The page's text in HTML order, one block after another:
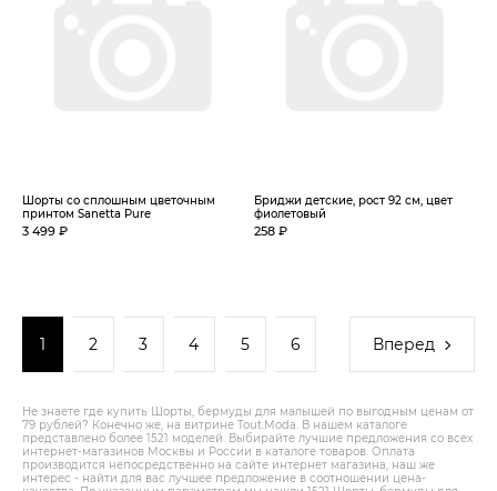
Шорты со сплошным цветочным
принтом Sanetta Pure
3 499 ₽
Бриджи детские, рост 92 см, цвет
фиолетовый
258 ₽
1 2 3 4 5 6 Вперед
Не знаете где купить Шорты, бермуды для малышей по выгодным ценам от
79 рублей? Конечно же, на витрине Tout.Modа. В нашем каталоге
представлено более 1521 моделей. Выбирайте лучшие предложения со всех
интернет-магазинов Москвы и России в каталоге товаров. Оплата
производится непосредственно на сайте интернет магазина, наш же
интерес - найти для вас лучшее предложение в соотношении цена-